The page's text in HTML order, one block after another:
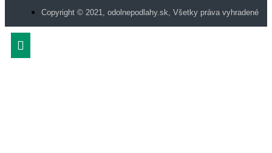
Copyright © 2021, odolnepodlahy.sk, Všetky práva vyhradené